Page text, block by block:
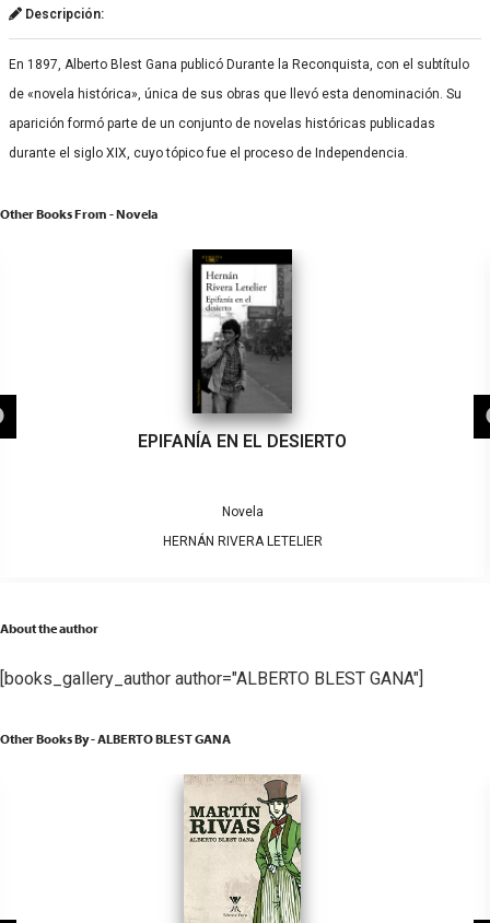
Descripción:
En 1897, Alberto Blest Gana publicó Durante la Reconquista, con el subtítulo
de «novela histórica», única de sus obras que llevó esta denominación. Su
aparición formó parte de un conjunto de novelas históricas publicadas
durante el siglo XIX, cuyo tópico fue el proceso de Independencia.
Other Books From - Novela
EPIFANÍA EN EL DESIERTO
Novela
HERNÁN RIVERA LETELIER
About the author
[books_gallery_author author="ALBERTO BLEST GANA"]
Other Books By - ALBERTO BLEST GANA